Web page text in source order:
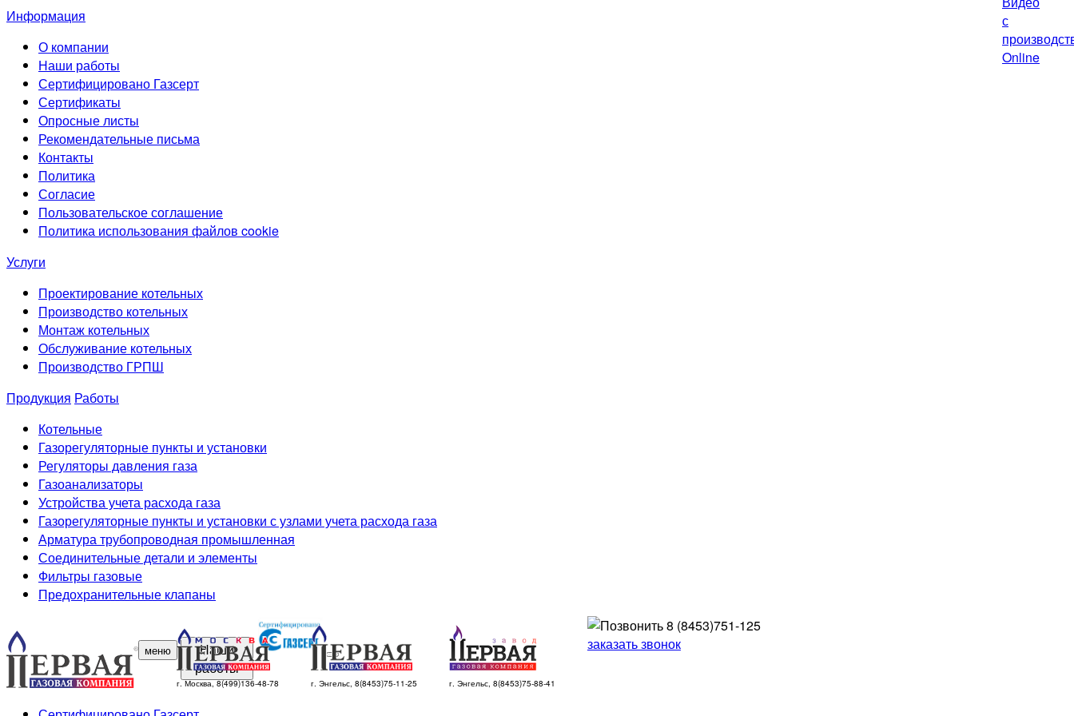
Информация
О компании
Наши работы
Сертифицировано Газсерт
Сертификаты
Опросные листы
Рекомендательные письма
Контакты
Политика
Согласие
Пользовательское соглашение
Политика использования файлов cookie
Услуги
Проектирование котельных
Производство котельных
Монтаж котельных
Обслуживание котельных
Производство ГРПШ
Продукция Работы
Котельные
Газорегуляторные пункты и установки
Регуляторы давления газа
Газоанализаторы
Устройства учета расхода газа
Газорегуляторные пункты и установки с узлами учета расхода газа
Арматура трубопроводная промышленная
Соединительные детали и элементы
Фильтры газовые
Предохранительные клапаны
меню
Наши
работы
г. Москва, 8(499)136-48-78 г. Энгельс, 8(8453)75-11-25 г. Энгельс, 8(8453)75-88-41
8 (8453)751-125
заказать звонок